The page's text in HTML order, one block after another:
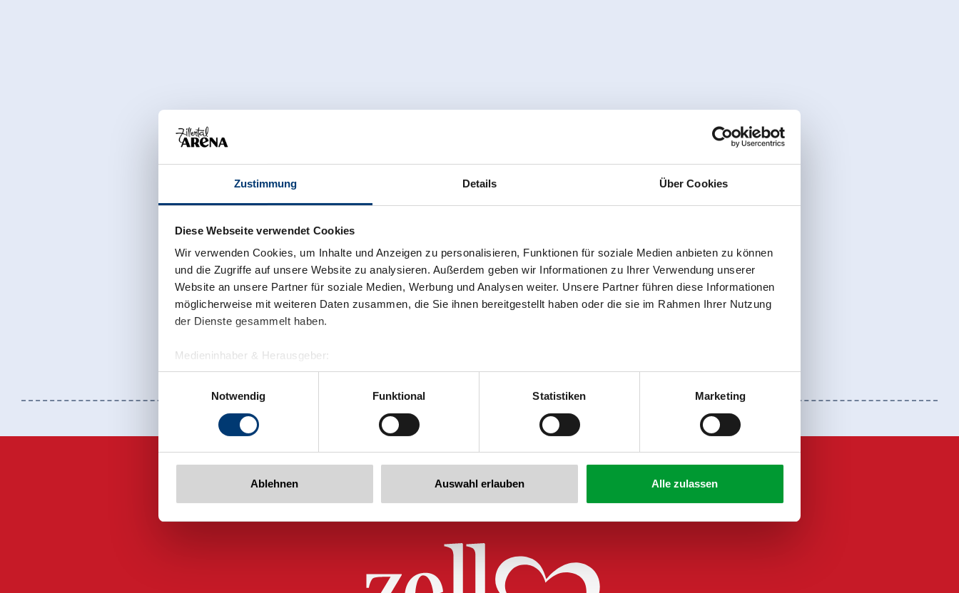
Zustimmung Details Über Cookies
Diese Webseite verwendet Cookies
Wir verwenden Cookies, um Inhalte und Anzeigen zu personalisieren, Funktionen für soziale Medien anbieten zu können
und die Zugriffe auf unsere Website zu analysieren. Außerdem geben wir Informationen zu Ihrer Verwendung unserer
Website an unsere Partner für soziale Medien, Werbung und Analysen weiter. Unsere Partner führen diese Informationen
möglicherweise mit weiteren Daten zusammen, die Sie ihnen bereitgestellt haben oder die sie im Rahmen Ihrer Nutzung
der Dienste gesammelt haben.
Medieninhaber & Herausgeber:
Zeller Bergbahnen Zillertal GmbH & Co KG
Rohr 23// A-6280 Zell am Ziller
www.zillertalarena.com
Notwendig
Funktional Statistiken Marketing
Ablehnen Auswahl erlauben Alle zulassen
Zurück zur Übersicht